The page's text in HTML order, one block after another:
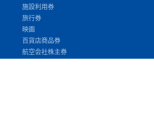
施設利用券
旅行券
映画
百貨店商品券
航空会社株主券